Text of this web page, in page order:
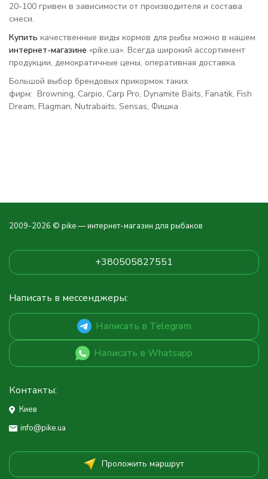
20-100 гривен в зависимости от производителя и состава
смеси.
Купить качественные виды кормов для рыбы можно в нашем
интернет-магазине «pike.ua». Всегда широкий ассортимент
продукции, демократичные цены, оперативная доставка.
Большой выбор брендовых прикормок таких
фирм: Browning, Carpio, Carp Pro, Dynamite Baits, Fanatik, Fish
Dream, Flagman, Nutrabaits, Sensas, Фишка
2009-2026 © pike — интернет-магазин для рыбаков
+380505827551
Написать в мессенджеры:
Написать в Telegram
Написать в Whatsapp
Контакты:
Киев
info@pike.ua
Проложить маршрут